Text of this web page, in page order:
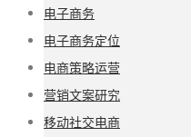
电子商务
电子商务定位
电商策略运营
营销文案研究
移动社交电商